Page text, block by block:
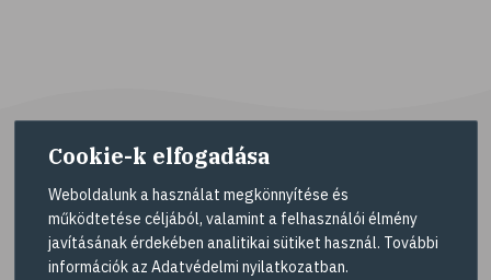
# életmódváltás
# célkitűzés
# étkezési napló
# hal
# egészséges táplálkozás
A Gyöngy gyógyszertárat közforgalmú
gyógyszertárként üzemeltető egyes gazdasági
Cookie-k elfogadása
Weboldalunk a használat megkönnyítése és
működtetése céljából, valamint a felhasználói élmény
javításának érdekében analitikai sütiket használ. További
információk az Adatvédelmi nyilatkozatban.